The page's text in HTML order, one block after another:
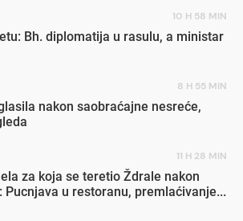
10 H 58 MIN
Bh. diplomatija u rasulu, a ministar
8 H 55 MIN
nakon saobraćajne nesreće,
11 H 28 MIN
za koja se teretio Ždrale nakon
Pucnjava u restoranu, premlaćivanje...